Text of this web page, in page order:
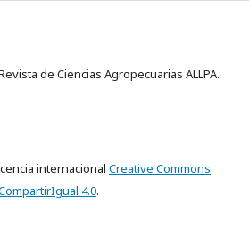
de Ciencias Agropecuarias ALLPA.
internacional Creative Commons
4.0.